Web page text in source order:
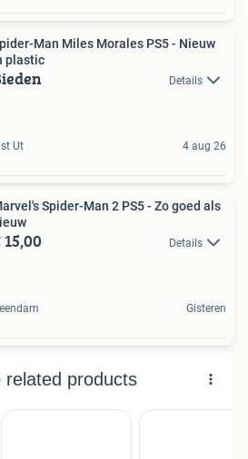
Man Miles Morales PS5 - Nieuw
plastic
Details
Ut 4 aug 26
Spider-Man 2 PS5 - Zo goed als
Details
Gisteren